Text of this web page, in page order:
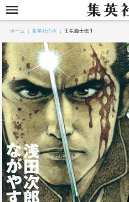
ホーム 集英社の本 壬生義士伝 1